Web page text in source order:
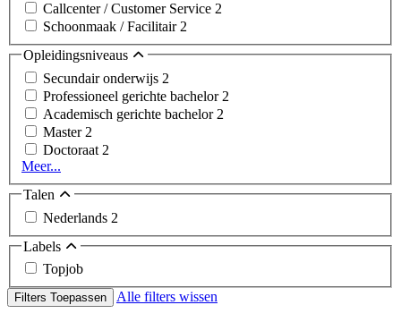
Callcenter / Customer Service 2
Schoonmaak / Facilitair2
Opleidingsniveaus
Secundair onderwijs 2
Professioneel gerichte bachelor 2
Academisch gerichte bachelor 2
Master 2
Doctoraat 2
Meer...
Talen
Nederlands 2
Labels
Topjob
Filters Toepassen Alle filters wissen